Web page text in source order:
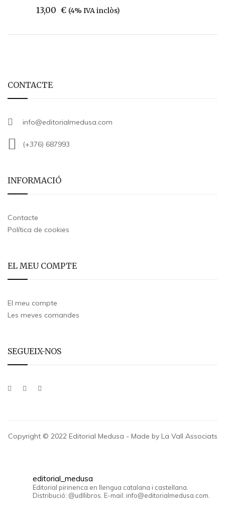
13,00 € (4% IVA inclòs)
CONTACTE
info@editorialmedusa.com
(+376) 687993
INFORMACIÓ
Contacte
Política de cookies
EL MEU COMPTE
El meu compte
Les meves comandes
SEGUEIX-NOS
Copyright © 2022 Editorial Medusa - Made by La Vall Associats
editorial_medusa
Editorial pirinenca en llengua catalana i castellana.
Distribució: @udllibros. E-mail: info@editorialmedusa.com.